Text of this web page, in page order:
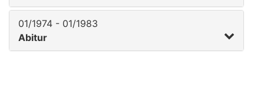
01/1974 - 01/1983
Abitur